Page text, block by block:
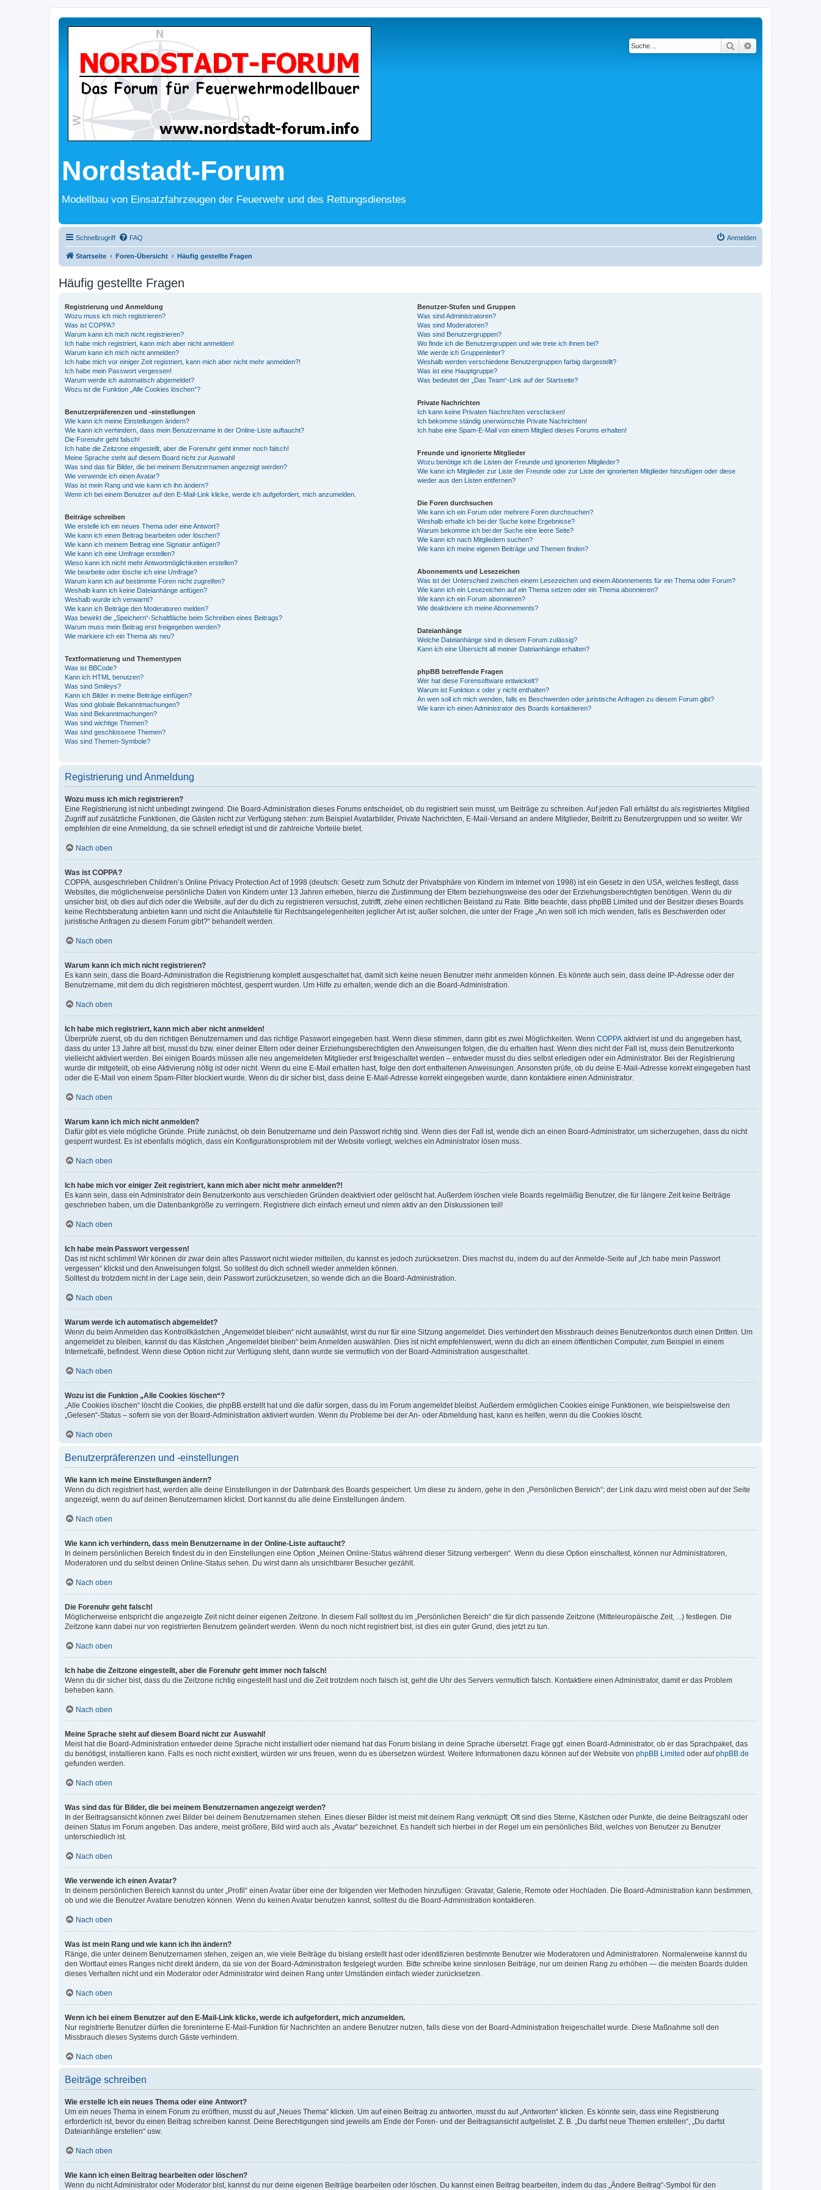
Nordstadt-Forum
Modellbau von Einsatzfahrzeugen der Feuerwehr und des Rettungsdienstes
Suche
Schnellzugriff FAQ Anmelden
Startseite Foren-Übersicht Häufig gestellte Fragen
Häufig gestellte Fragen
Registrierung und Anmeldung
Wozu muss ich mich registrieren?
Was ist COPPA?
Warum kann ich mich nicht registrieren?
Ich habe mich registriert, kann mich aber nicht anmelden!
Warum kann ich mich nicht anmelden?
Ich habe mich vor einiger Zeit registriert, kann mich aber nicht mehr anmelden?!
Ich habe mein Passwort vergessen!
Warum werde ich automatisch abgemeldet?
Wozu ist die Funktion „Alle Cookies löschen“?
Benutzerpräferenzen und -einstellungen
Wie kann ich meine Einstellungen ändern?
Wie kann ich verhindern, dass mein Benutzername in der Online-Liste auftaucht?
Die Forenuhr geht falsch!
Ich habe die Zeitzone eingestellt, aber die Forenuhr geht immer noch falsch!
Meine Sprache steht auf diesem Board nicht zur Auswahl!
Was sind das für Bilder, die bei meinem Benutzernamen angezeigt werden?
Wie verwende ich einen Avatar?
Was ist mein Rang und wie kann ich ihn ändern?
Wenn ich bei einem Benutzer auf den E-Mail-Link klicke, werde ich aufgefordert, mich anzumelden.
Beiträge schreiben
Wie erstelle ich ein neues Thema oder eine Antwort?
Wie kann ich einen Beitrag bearbeiten oder löschen?
Wie kann ich meinem Beitrag eine Signatur anfügen?
Wie kann ich eine Umfrage erstellen?
Wieso kann ich nicht mehr Antwortmöglichkeiten erstellen?
Wie bearbeite oder lösche ich eine Umfrage?
Warum kann ich auf bestimmte Foren nicht zugreifen?
Weshalb kann ich keine Dateianhänge anfügen?
Weshalb wurde ich verwarnt?
Wie kann ich Beiträge den Moderatoren melden?
Was bewirkt die „Speichern“-Schaltfläche beim Schreiben eines Beitrags?
Warum muss mein Beitrag erst freigegeben werden?
Wie markiere ich ein Thema als neu?
Textformatierung und Thementypen
Was ist BBCode?
Kann ich HTML benutzen?
Was sind Smileys?
Kann ich Bilder in meine Beiträge einfügen?
Was sind globale Bekanntmachungen?
Was sind Bekanntmachungen?
Was sind wichtige Themen?
Was sind geschlossene Themen?
Was sind Themen-Symbole?
Benutzer-Stufen und Gruppen
Was sind Administratoren?
Was sind Moderatoren?
Was sind Benutzergruppen?
Wo finde ich die Benutzergruppen und wie trete ich ihnen bei?
Wie werde ich Gruppenleiter?
Weshalb werden verschiedene Benutzergruppen farbig dargestellt?
Was ist eine Hauptgruppe?
Was bedeutet der „Das Team“-Link auf der Startseite?
Private Nachrichten
Ich kann keine Privaten Nachrichten verschicken!
Ich bekomme ständig unerwünschte Private Nachrichten!
Ich habe eine Spam-E-Mail von einem Mitglied dieses Forums erhalten!
Freunde und ignorierte Mitglieder
Wozu benötige ich die Listen der Freunde und ignorierten Mitglieder?
Wie kann ich Mitglieder zur Liste der Freunde oder zur Liste der ignorierten Mitglieder hinzufügen oder diese
wieder aus den Listen entfernen?
Die Foren durchsuchen
Wie kann ich ein Forum oder mehrere Foren durchsuchen?
Weshalb erhalte ich bei der Suche keine Ergebnisse?
Warum bekomme ich bei der Suche eine leere Seite?
Wie kann ich nach Mitgliedern suchen?
Wie kann ich meine eigenen Beiträge und Themen finden?
Abonnements und Lesezeichen
Was ist der Unterschied zwischen einem Lesezeichen und einem Abonnements für ein Thema oder Forum?
Wie kann ich ein Lesezeichen auf ein Thema setzen oder ein Thema abonnieren?
Wie kann ich ein Forum abonnieren?
Wie deaktiviere ich meine Abonnements?
Dateianhänge
Welche Dateianhänge sind in diesem Forum zulässig?
Kann ich eine Übersicht all meiner Dateianhänge erhalten?
phpBB betreffende Fragen
Wer hat diese Forensoftware entwickelt?
Warum ist Funktion x oder y nicht enthalten?
An wen soll ich mich wenden, falls es Beschwerden oder juristische Anfragen zu diesem Forum gibt?
Wie kann ich einen Administrator des Boards kontaktieren?
Registrierung und Anmeldung
Wozu muss ich mich registrieren?
Eine Registrierung ist nicht unbedingt zwingend. Die Board-Administration dieses Forums entscheidet, ob du registriert sein musst, um Beiträge zu schreiben. Auf jeden Fall erhältst du als registriertes Mitglied
Zugriff auf zusätzliche Funktionen, die Gästen nicht zur Verfügung stehen: zum Beispiel Avatarbilder, Private Nachrichten, E-Mail-Versand an andere Mitglieder, Beitritt zu Benutzergruppen und so weiter. Wir
empfehlen dir eine Anmeldung, da sie schnell erledigt ist und dir zahlreiche Vorteile bietet.
Nach oben
Was ist COPPA?
COPPA, ausgeschrieben Children’s Online Privacy Protection Act of 1998 (deutsch: Gesetz zum Schutz der Privatsphäre von Kindern im Internet von 1998) ist ein Gesetz in den USA, welches festlegt, dass
Websites, die möglicherweise persönliche Daten von Kindern unter 13 Jahren erheben, hierzu die Zustimmung der Eltern beziehungsweise des oder der Erziehungsberechtigten benötigen. Wenn du dir
unsicher bist, ob dies auf dich oder die Website, auf der du dich zu registrieren versuchst, zutrifft, ziehe einen rechtlichen Beistand zu Rate. Bitte beachte, dass phpBB Limited und der Besitzer dieses Boards
keine Rechtsberatung anbieten kann und nicht die Anlaufstelle für Rechtsangelegenheiten jeglicher Art ist; außer solchen, die unter der Frage „An wen soll ich mich wenden, falls es Beschwerden oder
juristische Anfragen zu diesem Forum gibt?“ behandelt werden.
Nach oben
Warum kann ich mich nicht registrieren?
Es kann sein, dass die Board-Administration die Registrierung komplett ausgeschaltet hat, damit sich keine neuen Benutzer mehr anmelden können. Es könnte auch sein, dass deine IP-Adresse oder der
Benutzername, mit dem du dich registrieren möchtest, gesperrt wurden. Um Hilfe zu erhalten, wende dich an die Board-Administration.
Nach oben
Ich habe mich registriert, kann mich aber nicht anmelden!
Überprüfe zuerst, ob du den richtigen Benutzernamen und das richtige Passwort eingegeben hast. Wenn diese stimmen, dann gibt es zwei Möglichkeiten. Wenn COPPA aktiviert ist und du angegeben hast,
dass du unter 13 Jahre alt bist, musst du bzw. einer deiner Eltern oder deiner Erziehungsberechtigten den Anweisungen folgen, die du erhalten hast. Wenn dies nicht der Fall ist, muss dein Benutzerkonto
vielleicht aktiviert werden. Bei einigen Boards müssen alle neu angemeldeten Mitglieder erst freigeschaltet werden – entweder musst du dies selbst erledigen oder ein Administrator. Bei der Registrierung
wurde dir mitgeteilt, ob eine Aktivierung nötig ist oder nicht. Wenn du eine E-Mail erhalten hast, folge den dort enthaltenen Anweisungen. Ansonsten prüfe, ob du deine E-Mail-Adresse korrekt eingegeben hast
oder die E-Mail von einem Spam-Filter blockiert wurde. Wenn du dir sicher bist, dass deine E-Mail-Adresse korrekt eingegeben wurde, dann kontaktiere einen Administrator.
Nach oben
Warum kann ich mich nicht anmelden?
Dafür gibt es viele mögliche Gründe. Prüfe zunächst, ob dein Benutzername und dein Passwort richtig sind. Wenn dies der Fall ist, wende dich an einen Board-Administrator, um sicherzugehen, dass du nicht
gesperrt wurdest. Es ist ebenfalls möglich, dass ein Konfigurationsproblem mit der Website vorliegt, welches ein Administrator lösen muss.
Nach oben
Ich habe mich vor einiger Zeit registriert, kann mich aber nicht mehr anmelden?!
Es kann sein, dass ein Administrator dein Benutzerkonto aus verschieden Gründen deaktiviert oder gelöscht hat. Außerdem löschen viele Boards regelmäßig Benutzer, die für längere Zeit keine Beiträge
geschrieben haben, um die Datenbankgröße zu verringern. Registriere dich einfach erneut und nimm aktiv an den Diskussionen teil!
Nach oben
Ich habe mein Passwort vergessen!
Das ist nicht schlimm! Wir können dir zwar dein altes Passwort nicht wieder mitteilen, du kannst es jedoch zurücksetzen. Dies machst du, indem du auf der Anmelde-Seite auf „Ich habe mein Passwort
vergessen“ klickst und den Anweisungen folgst. So solltest du dich schnell wieder anmelden können.
Solltest du trotzdem nicht in der Lage sein, dein Passwort zurückzusetzen, so wende dich an die Board-Administration.
Nach oben
Warum werde ich automatisch abgemeldet?
Wenn du beim Anmelden das Kontrollkästchen „Angemeldet bleiben“ nicht auswählst, wirst du nur für eine Sitzung angemeldet. Dies verhindert den Missbrauch deines Benutzerkontos durch einen Dritten. Um
angemeldet zu bleiben, kannst du das Kästchen „Angemeldet bleiben“ beim Anmelden auswählen. Dies ist nicht empfehlenswert, wenn du dich an einem öffentlichen Computer, zum Beispiel in einem
Internetcafé, befindest. Wenn diese Option nicht zur Verfügung steht, dann wurde sie vermutlich von der Board-Administration ausgeschaltet.
Nach oben
Wozu ist die Funktion „Alle Cookies löschen“?
„Alle Cookies löschen“ löscht die Cookies, die phpBB erstellt hat und die dafür sorgen, dass du im Forum angemeldet bleibst. Außerdem ermöglichen Cookies einige Funktionen, wie beispielsweise den
„Gelesen“-Status – sofern sie von der Board-Administration aktiviert wurden. Wenn du Probleme bei der An- oder Abmeldung hast, kann es helfen, wenn du die Cookies löscht.
Nach oben
Benutzerpräferenzen und -einstellungen
Wie kann ich meine Einstellungen ändern?
Wenn du dich registriert hast, werden alle deine Einstellungen in der Datenbank des Boards gespeichert. Um diese zu ändern, gehe in den „Persönlichen Bereich“; der Link dazu wird meist oben auf der Seite
angezeigt, wenn du auf deinen Benutzernamen klickst. Dort kannst du alle deine Einstellungen ändern.
Nach oben
Wie kann ich verhindern, dass mein Benutzername in der Online-Liste auftaucht?
In deinem persönlichen Bereich findest du in den Einstellungen eine Option „Meinen Online-Status während dieser Sitzung verbergen“. Wenn du diese Option einschaltest, können nur Administratoren,
Moderatoren und du selbst deinen Online-Status sehen. Du wirst dann als unsichtbarer Besucher gezählt.
Nach oben
Die Forenuhr geht falsch!
Möglicherweise entspricht die angezeigte Zeit nicht deiner eigenen Zeitzone. In diesem Fall solltest du im „Persönlichen Bereich“ die für dich passende Zeitzone (Mitteleuropäische Zeit, ...) festlegen. Die
Zeitzone kann dabei nur von registrierten Benutzern geändert werden. Wenn du noch nicht registriert bist, ist dies ein guter Grund, dies jetzt zu tun.
Nach oben
Ich habe die Zeitzone eingestellt, aber die Forenuhr geht immer noch falsch!
Wenn du dir sicher bist, dass du die Zeitzone richtig eingestellt hast und die Zeit trotzdem noch falsch ist, geht die Uhr des Servers vermutlich falsch. Kontaktiere einen Administrator, damit er das Problem
beheben kann.
Nach oben
Meine Sprache steht auf diesem Board nicht zur Auswahl!
Meist hat die Board-Administration entweder deine Sprache nicht installiert oder niemand hat das Forum bislang in deine Sprache übersetzt. Frage ggf. einen Board-Administrator, ob er das Sprachpaket, das
du benötigst, installieren kann. Falls es noch nicht existiert, würden wir uns freuen, wenn du es übersetzen würdest. Weitere Informationen dazu können auf der Website von phpBB Limited oder aufphpBB.de
gefunden werden.
Nach oben
Was sind das für Bilder, die bei meinem Benutzernamen angezeigt werden?
In der Beitragsansicht können zwei Bilder bei deinem Benutzernamen stehen. Eines dieser Bilder ist meist mit deinem Rang verknüpft: Oft sind dies Sterne, Kästchen oder Punkte, die deine Beitragszahl oder
deinen Status im Forum angeben. Das andere, meist größere, Bild wird auch als „Avatar“ bezeichnet. Es handelt sich hierbei in der Regel um ein persönliches Bild, welches von Benutzer zu Benutzer
unterschiedlich ist.
Nach oben
Wie verwende ich einen Avatar?
In deinem persönlichen Bereich kannst du unter „Profil“ einen Avatar über eine der folgenden vier Methoden hinzufügen: Gravatar, Galerie, Remote oder Hochladen. Die Board-Administration kann bestimmen,
ob und wie die Benutzer Avatare benutzen können. Wenn du keinen Avatar benutzen kannst, solltest du die Board-Administration kontaktieren.
Nach oben
Was ist mein Rang und wie kann ich ihn ändern?
Ränge, die unter deinem Benutzernamen stehen, zeigen an, wie viele Beiträge du bislang erstellt hast oder identifizieren bestimmte Benutzer wie Moderatoren und Administratoren. Normalerweise kannst du
den Wortlaut eines Ranges nicht direkt ändern, da sie von der Board-Administration festgelegt wurden. Bitte schreibe keine sinnlosen Beiträge, nur um deinen Rang zu erhöhen — die meisten Boards dulden
dieses Verhalten nicht und ein Moderator oder Administrator wird deinen Rang unter Umständen einfach wieder zurücksetzen.
Nach oben
Wenn ich bei einem Benutzer auf den E-Mail-Link klicke, werde ich aufgefordert, mich anzumelden.
Nur registrierte Benutzer dürfen die foreninterne E-Mail-Funktion für Nachrichten an andere Benutzer nutzen, falls diese von der Board-Administration freigeschaltet wurde. Diese Maßnahme soll den
Missbrauch dieses Systems durch Gäste verhindern.
Nach oben
Beiträge schreiben
Wie erstelle ich ein neues Thema oder eine Antwort?
Um ein neues Thema in einem Forum zu eröffnen, musst du auf „Neues Thema“ klicken. Um auf einen Beitrag zu antworten, musst du auf „Antworten“ klicken. Es könnte sein, dass eine Registrierung
erforderlich ist, bevor du einen Beitrag schreiben kannst. Deine Berechtigungen sind jeweils am Ende der Foren- und der Beitragsansicht aufgelistet. Z. B. „Du darfst neue Themen erstellen“, „Du darfst
Dateianhänge erstellen“ usw.
Nach oben
Wie kann ich einen Beitrag bearbeiten oder löschen?
Wenn du nicht Administrator oder Moderator bist, kannst du nur deine eigenen Beiträge bearbeiten oder löschen. Du kannst einen Beitrag bearbeiten, indem du das „Ändere Beitrag“-Symbol für den